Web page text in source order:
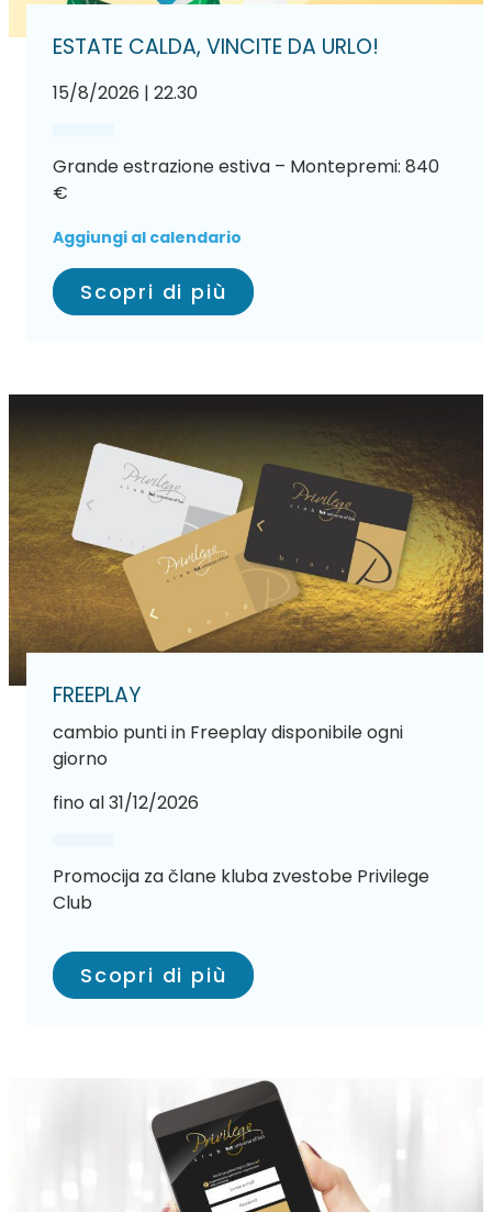
ESTATE CALDA, VINCITE DA URLO!
15/8/2026 | 22.30
Grande estrazione estiva – Montepremi: 840
€
Aggiungi al calendario
Scopri di più
FREEPLAY
cambio punti in Freeplay disponibile ogni
giorno
fino al 31/12/2026
Promocija za člane kluba zvestobe Privilege
Club
Scopri di più